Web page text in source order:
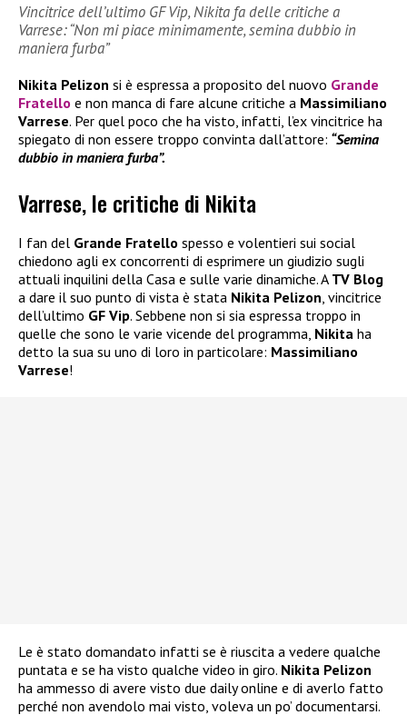
Vincitrice dell’ultimo GF Vip, Nikita fa delle critiche a
Varrese: “Non mi piace minimamente, semina dubbio in
maniera furba”
Nikita Pelizon si è espressa a proposito del nuovo Grande
Fratello e non manca di fare alcune critiche a Massimiliano
Varrese. Per quel poco che ha visto, infatti, l’ex vincitrice ha
spiegato di non essere troppo convinta dall’attore: “Semina
dubbio in maniera furba”.
Varrese, le critiche di Nikita
I fan del Grande Fratello spesso e volentieri sui social
chiedono agli ex concorrenti di esprimere un giudizio sugli
attuali inquilini della Casa e sulle varie dinamiche. A TV Blog
a dare il suo punto di vista è stata Nikita Pelizon , vincitrice
dell’ultimo GF Vip. Sebbene non si sia espressa troppo in
quelle che sono le varie vicende del programma, Nikita ha
detto la sua su uno di loro in particolare: Massimiliano
Varrese!
Le è stato domandato infatti se è riuscita a vedere qualche
puntata e se ha visto qualche video in giro. Nikita Pelizon
ha ammesso di avere visto due daily online e di averlo fatto
perché non avendolo mai visto, voleva un po’ documentarsi.